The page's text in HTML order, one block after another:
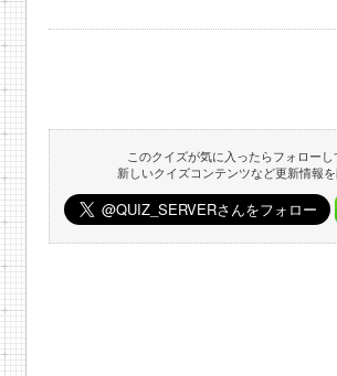
このクイズが気に入ったらフォローし
新しいクイズコンテンツなど更新情報